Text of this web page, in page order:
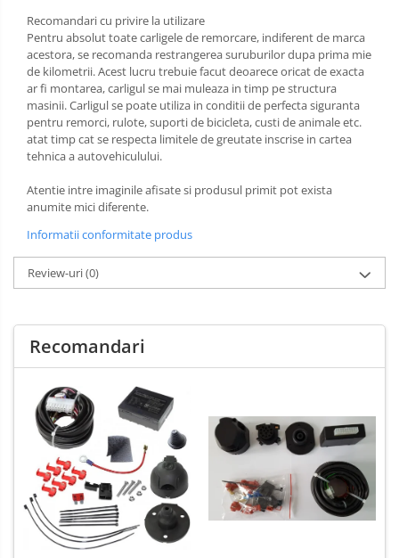
Carlige Tesla
Carlige Toyota
Carlige Volkswagen
Carlige Volvo
Carlige Xpeng
Carlige Xpeng G6
Carlige Xpeng G9
Recomandari cu privire la utilizare
Pentru absolut toate carligele de remorcare, indiferent de marca
acestora, se recomanda restrangerea suruburilor dupa prima mie
de kilometrii. Acest lucru trebuie facut deoarece oricat de exacta
ar fi montarea, carligul se mai muleaza in timp pe structura
masinii. Carligul se poate utiliza in conditii de perfecta siguranta
pentru remorci, rulote, suporti de bicicleta, custi de animale etc.
atat timp cat se respecta limitele de greutate inscrise in cartea
tehnica a autovehiculului.
Atentie intre imaginile afisate si produsul primit pot exista
anumite mici diferente.
Informatii conformitate produs
Review-uri(0)
Recomandari